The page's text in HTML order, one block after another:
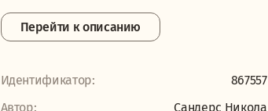
Перейти к описанию
Идентификатор:
867557
Автор:
Сандерс Никола